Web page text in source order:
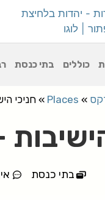
כוללים בתי כנסת
»
Places
»חניכי
בתי כנסת